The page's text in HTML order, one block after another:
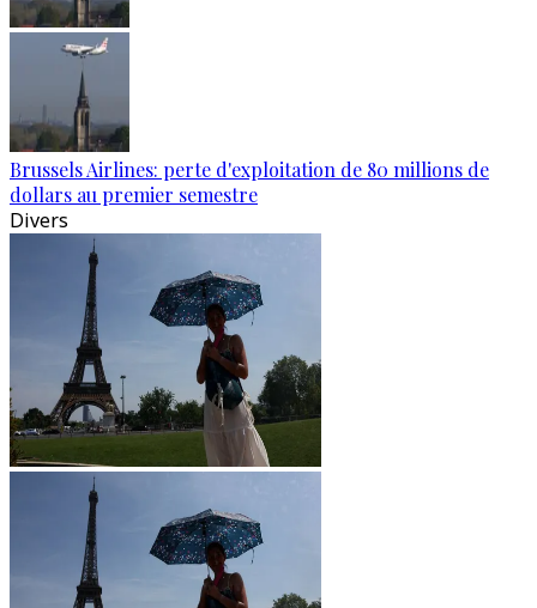
Brussels Airlines: perte d'exploitation de 80 millions de
dollars au premier semestre
Divers